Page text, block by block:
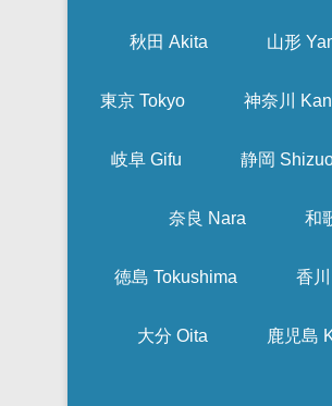
秋田 Akita 山形
東京 Tokyo 神奈川
岐阜 Gifu 静岡
奈良 Nara 和
徳島 Tokushima 香
大分 Oita 鹿児島